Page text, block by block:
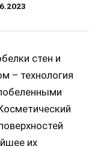
стен и
– технология
их